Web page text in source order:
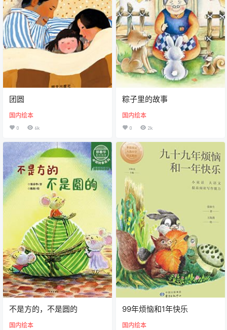
团圆
国内绘本
0 6k
粽子里的故事
国内绘本
0 2k
不是方的，不是圆的
国内绘本
99年烦恼和1年快乐
国内绘本